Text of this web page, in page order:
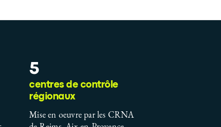
5
centres de contrôle
régionaux
Mise en oeuvre par les CRNA